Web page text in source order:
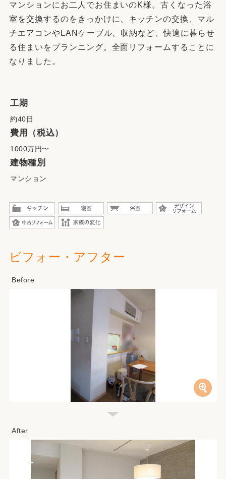
マンションにお二人でお住まいのK様。古くなった浴
室を交換するのをきっかけに、キッチンの交換、マル
チエアコンやLANケーブル、収納など、快適に暮らせ
る住まいをプランニング。全面リフォームすることに
なりました。
工期
約40日
費用（税込）
1000万円〜
建物種別
マンション
ビフォー・アフター